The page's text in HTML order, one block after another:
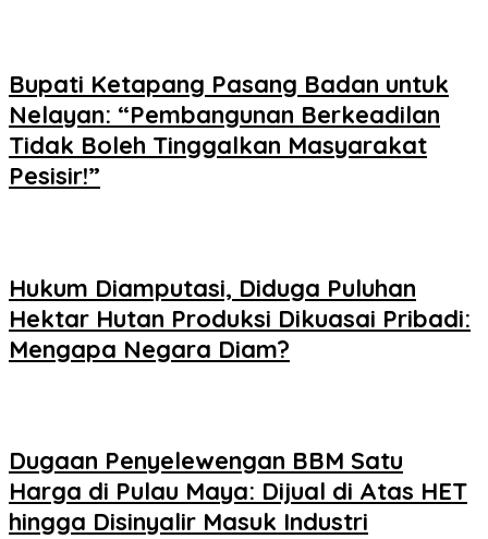
Bupati Ketapang Pasang Badan untuk
Nelayan: “Pembangunan Berkeadilan
Tidak Boleh Tinggalkan Masyarakat
Pesisir!”
Hukum Diamputasi, Diduga Puluhan
Hektar Hutan Produksi Dikuasai Pribadi:
Mengapa Negara Diam?
Dugaan Penyelewengan BBM Satu
Harga di Pulau Maya: Dijual di Atas HET
hingga Disinyalir Masuk Industri